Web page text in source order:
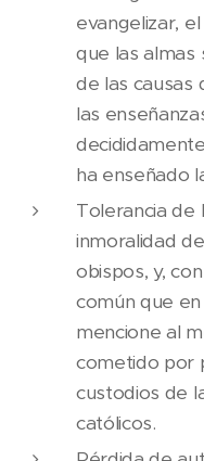
evangelizar,
que las almas
de las causas
las
ha enseñado
Tolerancia de
inmoralidad
obispos, y,
común que
mencione al
cometido por
custodios de
católicos.